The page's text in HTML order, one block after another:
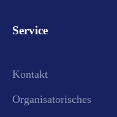
Service
Kontakt
Organisatorisches